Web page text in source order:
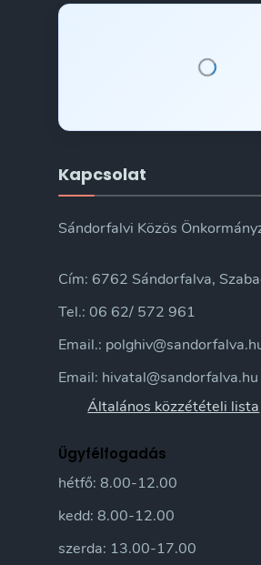
Kapcsolat
Sándorfalvi Közös
Cím: 6762 Sándorfalva,
Tel.: 06 62/ 572 961
Email.:
Email: hivatal@sandorfalva.hu
Általános közzétételi lista
Ügyfélfogadás
hétfő: 8.00-12.00
kedd: 8.00-12.00
szerda: 13.00-17.00